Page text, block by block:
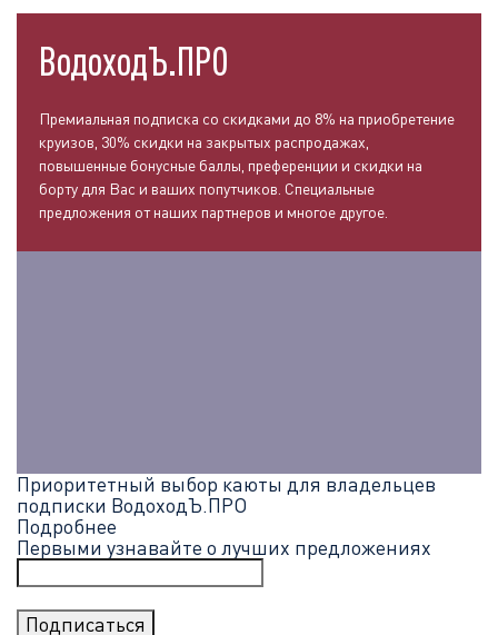
ВодоходЪ.ПРО
Премиальная подписка со скидками до 8% на приобретение
круизов, 30% скидки на закрытых распродажах,
повышенные бонусные баллы, преференции и скидки на
борту для Вас и ваших попутчиков. Специальные
предложения от наших партнеров и многое другое.
Приоритетный выбор каюты для владельцев
подписки ВодоходЪ.ПРО
Подробнее
Первыми узнавайте о лучших предложениях